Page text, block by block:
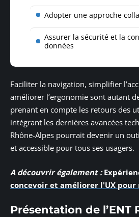
Adopter une approche
Assurer la sécurité et la
données
Faciliter la navigation, simplifier
améliorer l’ergonomie sont autant
prenant en compte les retours des
intégrant les dernières avancées
Rhône-Alpes pourrait devenir un
et accessible pour tous ses usagers.
A découvrir également :
concevoir et améliorer l'UX pour
Présentation de l’ENT